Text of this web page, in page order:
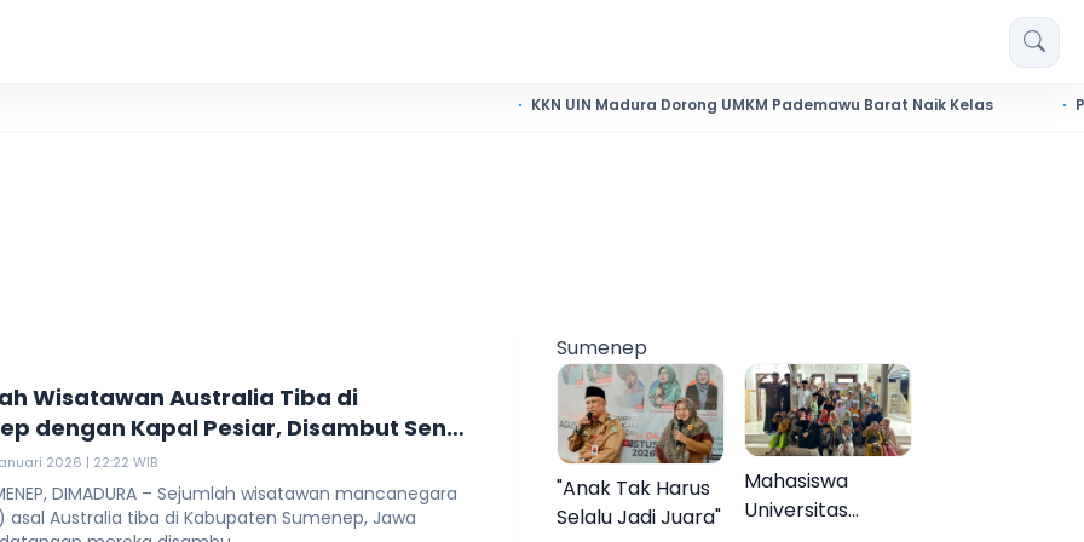
KKN UIN Madura Dorong UMKM Pademawu Barat Naik Kelas Pendidikan
Wisatawan Australia Tiba di
dengan Kapal Pesiar, Disambut Seni
Lokal2026 | 22:22 WIB
DIMADURA – Sejumlah wisatawan mancanegara
asal Australia tiba di Kabupaten Sumenep, Jawa
Sumenep
"Anak Tak Harus
Selalu Jadi Juara"
Mahasiswa
Universitas